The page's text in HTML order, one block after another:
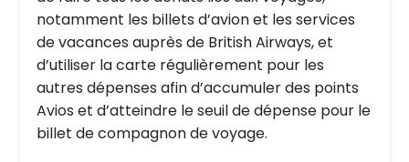
notamment les billets d’avion et les services
de vacances auprès de British Airways, et
d’utiliser la carte régulièrement pour les
autres dépenses afin d’accumuler des points
Avios et d’atteindre le seuil de dépense pour le
billet de compagnon de voyage.